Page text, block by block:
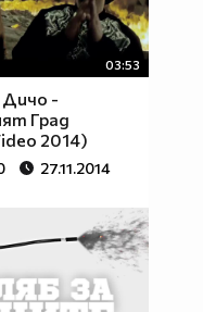
03:53
Дичо -
Град
2014)
27.11.2014